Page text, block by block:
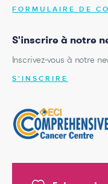
FORMULAIRE DE
S'inscrire à notre
Inscrivez-vous à notre
S'INSCRIRE